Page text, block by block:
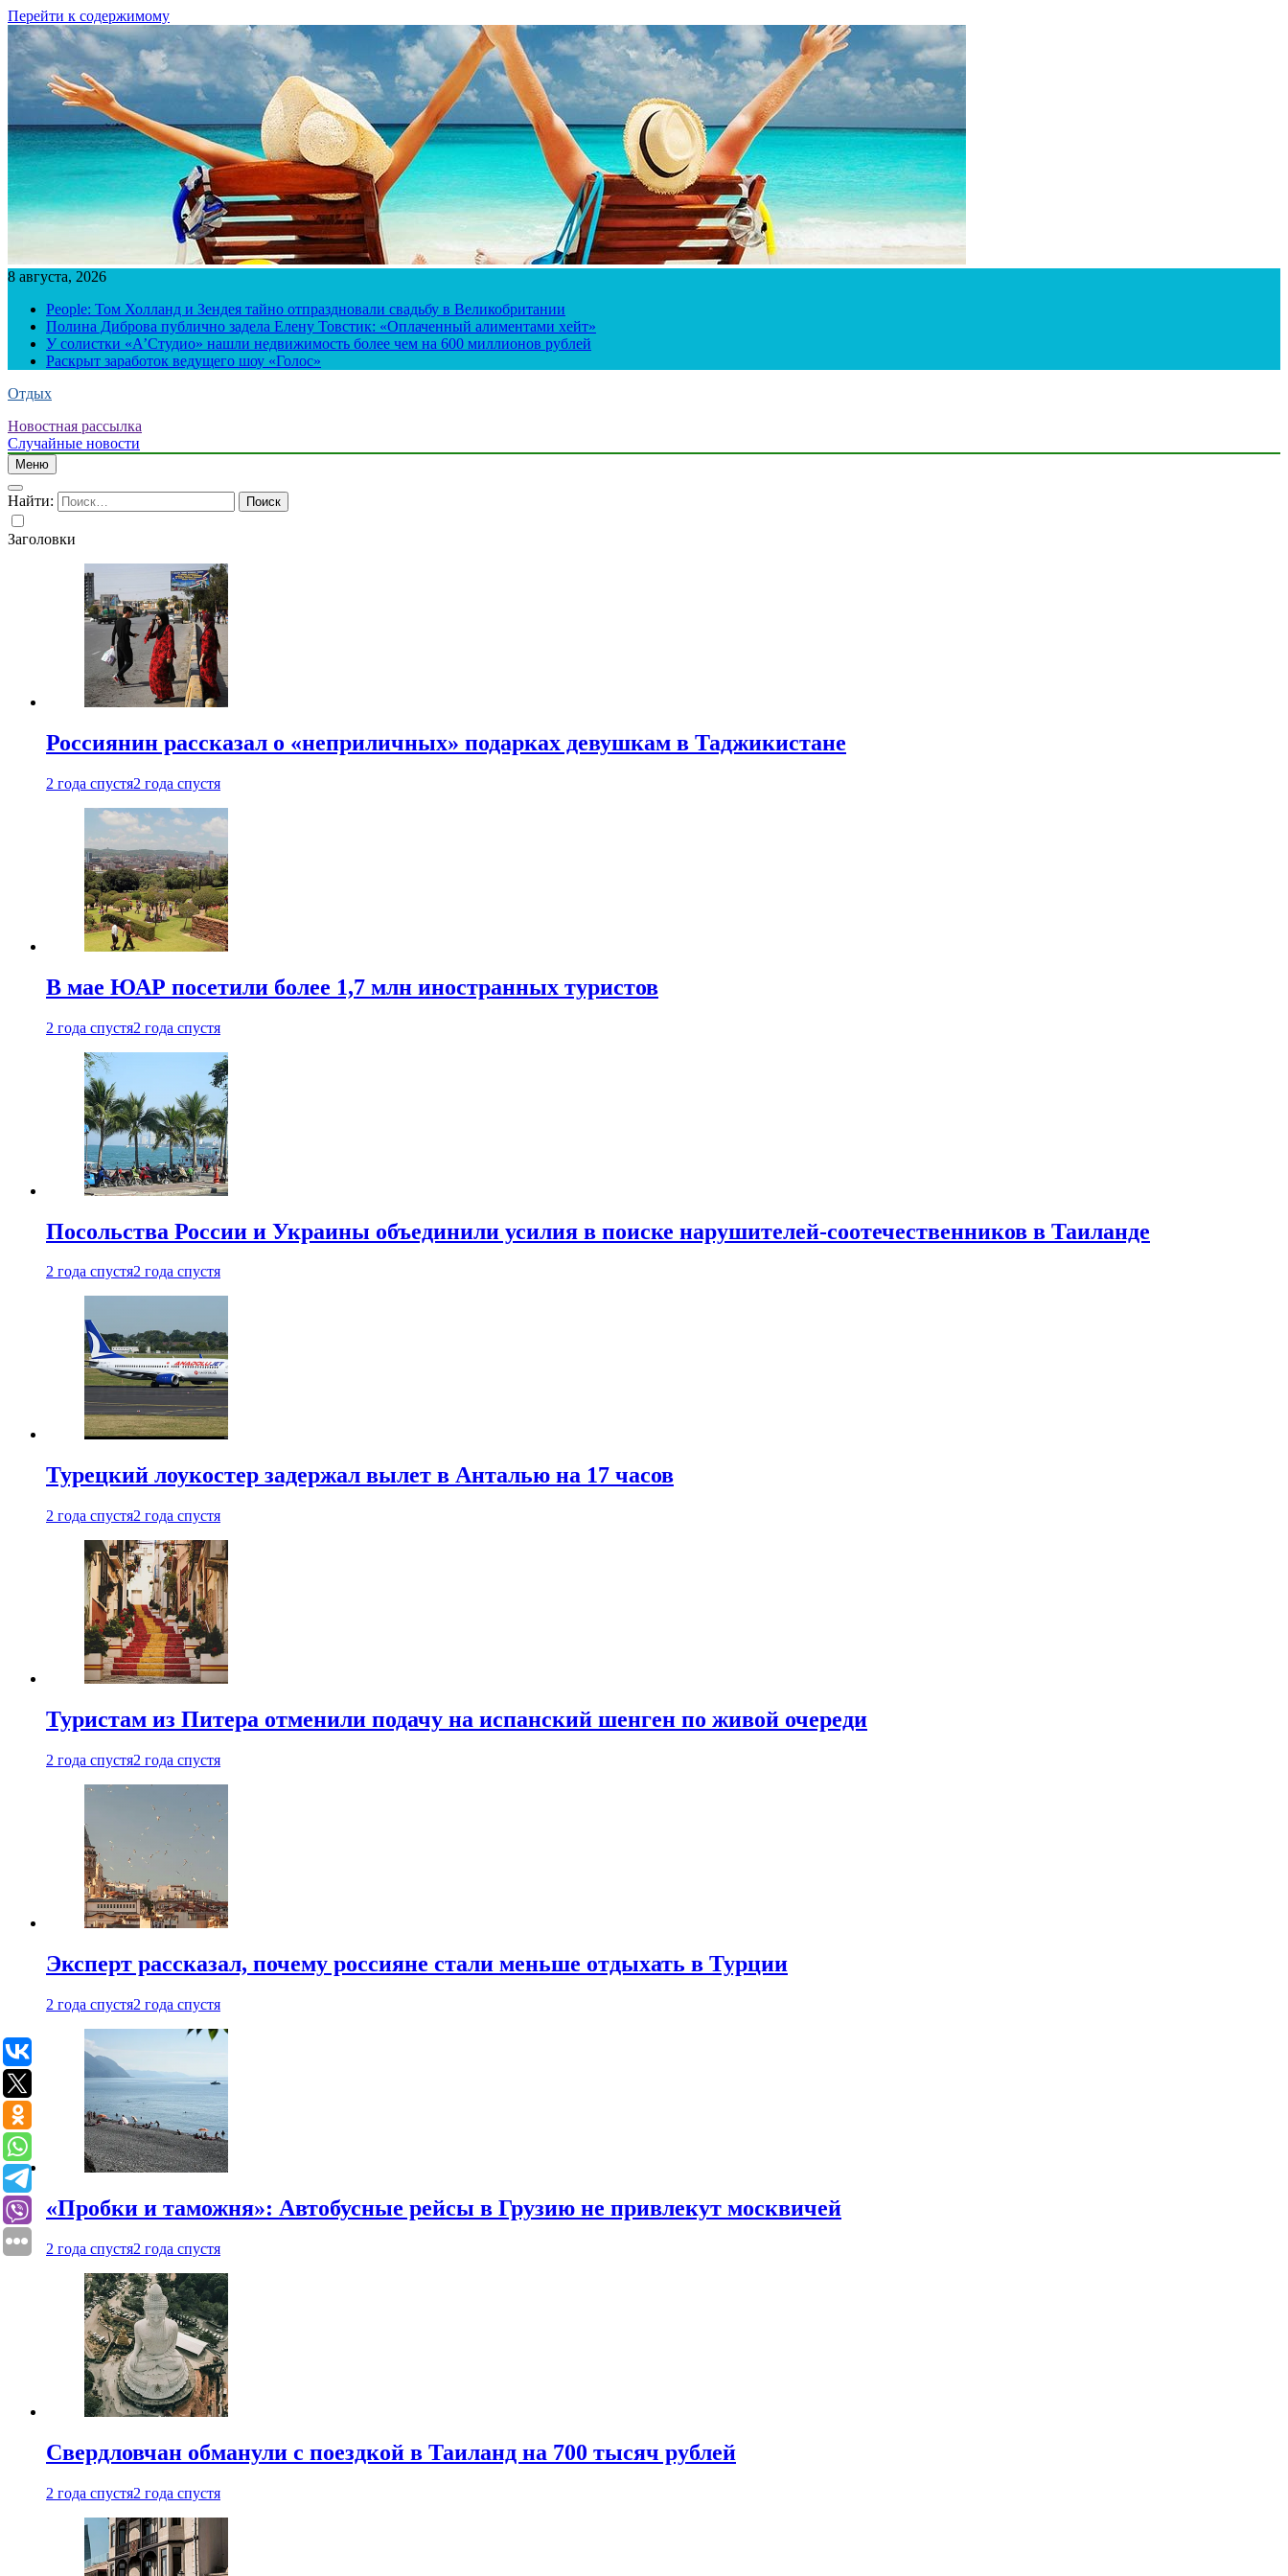
Перейти к содержимому
8 августа, 2026
People: Том Холланд и Зендея тайно отпраздновали свадьбу в Великобритании
Полина Диброва публично задела Елену Товстик: «Оплаченный алиментами хейт»
У солистки «А’Студио» нашли недвижимость более чем на 600 миллионов рублей
Раскрыт заработок ведущего шоу «Голос»
Отдых
Новостная рассылка
Случайные новости
Меню
Найти:
Заголовки
Россиянин рассказал о «неприличных» подарках девушкам в Таджикистане
2 года спустя2 года спустя
В мае ЮАР посетили более 1,7 млн иностранных туристов
2 года спустя2 года спустя
Посольства России и Украины объединили усилия в поиске нарушителей-соотечественников в Таиланде
2 года спустя2 года спустя
Турецкий лоукостер задержал вылет в Анталью на 17 часов
2 года спустя2 года спустя
Туристам из Питера отменили подачу на испанский шенген по живой очереди
2 года спустя2 года спустя
Эксперт рассказал, почему россияне стали меньше отдыхать в Турции
2 года спустя2 года спустя
«Пробки и таможня»: Автобусные рейсы в Грузию не привлекут москвичей
2 года спустя2 года спустя
Свердловчан обманули с поездкой в Таиланд на 700 тысяч рублей
2 года спустя2 года спустя